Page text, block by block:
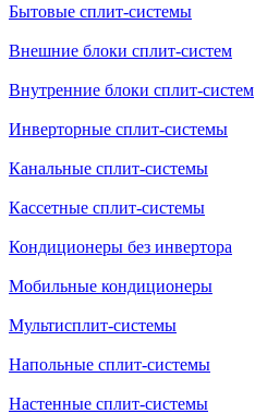
Бытовые сплит-системы
Внешние блоки сплит-систем
Внутренние блоки сплит-систем
Инверторные сплит-системы
Канальные сплит-системы
Кассетные сплит-системы
Кондиционеры без инвертора
Мобильные кондиционеры
Мультисплит-системы
Напольные сплит-системы
Настенные сплит-системы